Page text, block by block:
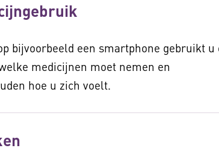
bijvoorbeeld een smartphone gebruikt u
medicijnen moet nemen en
hoe u zich voelt.